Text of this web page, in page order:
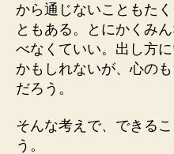
から通じないこともた
ともある。とにかくみ
べなくていい。出し方
かもしれないが、心の
だろう。
そんな考えで、できる
う。